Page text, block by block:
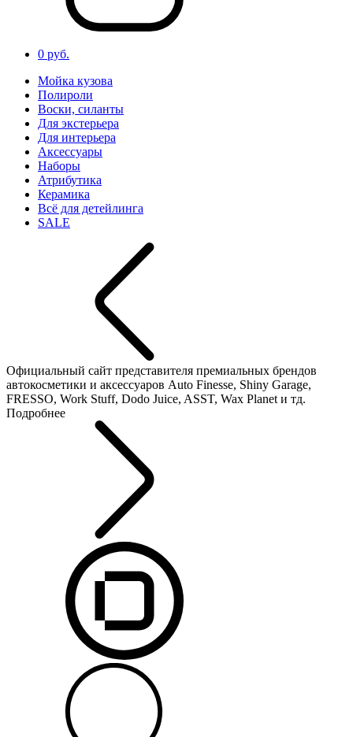
0 руб.
Мойка кузова
Полироли
Воски, силанты
Для экстерьера
Для интерьера
Аксессуары
Наборы
Атрибутика
Керамика
Всё для детейлинга
SALE
Официальный сайт представителя премиальных брендов
автокосметики и аксессуаров Auto Finesse, Shiny Garage,
FRESSO, Work Stuff, Dodo Juice, ASST, Wax Planet и тд.
Подробнее